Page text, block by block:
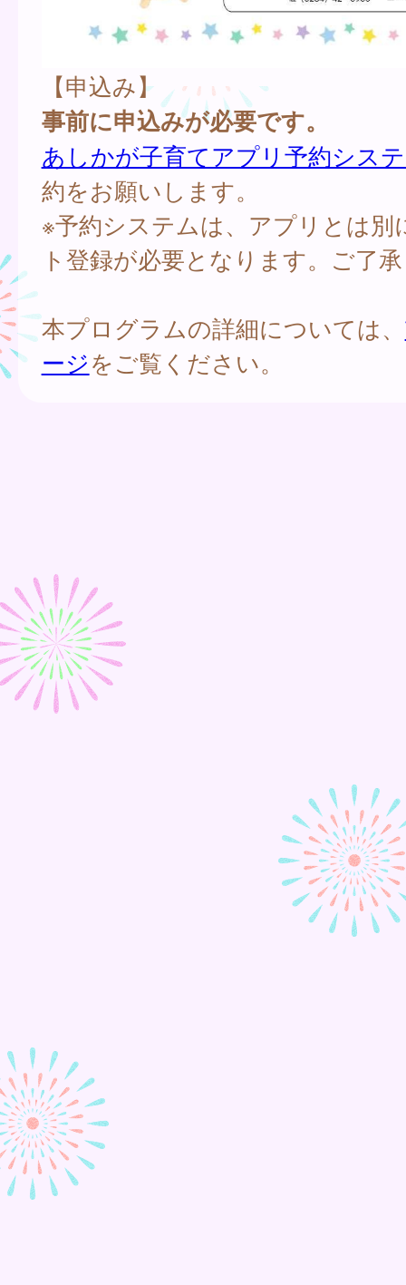
【申込み】
事前に申込みが必要です。
あしかが子育てアプリ予約シス
約をお願いします。
※予約システムは、アプリとは別
ト登録が必要となります。ご了
本プログラムの詳細については、
ージをご覧ください。